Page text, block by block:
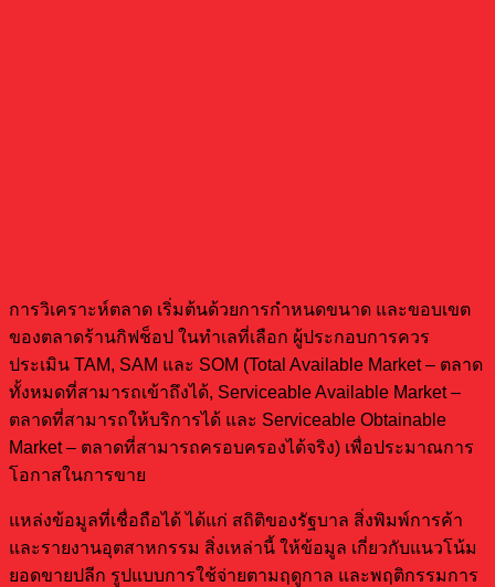
การวิเคราะห์ตลาด เริ่มต้นด้วยการกำหนดขนาด และขอบเขต
ของตลาดร้านกิฟช็อป ในทำเลที่เลือก ผู้ประกอบการควร
ประเมิน TAM, SAM และ SOM (Total Available Market – ตลาด
ทั้งหมดที่สามารถเข้าถึงได้, Serviceable Available Market –
ตลาดที่สามารถให้บริการได้ และ Serviceable Obtainable
Market – ตลาดที่สามารถครอบครองได้จริง) เพื่อประมาณการ
โอกาสในการขาย
แหล่งข้อมูลที่เชื่อถือได้ ได้แก่ สถิติของรัฐบาล สิ่งพิมพ์การค้า
และรายงานอุตสาหกรรม สิ่งเหล่านี้ ให้ข้อมูล เกี่ยวกับแนวโน้ม
ยอดขายปลีก รูปแบบการใช้จ่ายตามฤดูกาล และพฤติกรรมการ